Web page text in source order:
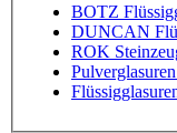
BOTZ
DUNCAN
ROK
Pulverglasuren